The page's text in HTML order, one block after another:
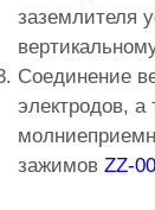
заземлителя
Соединение
электродов, а
зажимов ZZ-